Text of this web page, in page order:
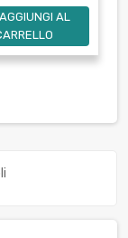
AGGIUNGI AL